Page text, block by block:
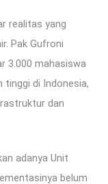
realitas yang
Pak Gufroni
3.000 mahasiswa
tinggi di Indonesia,
dan
adanya Unit
belum